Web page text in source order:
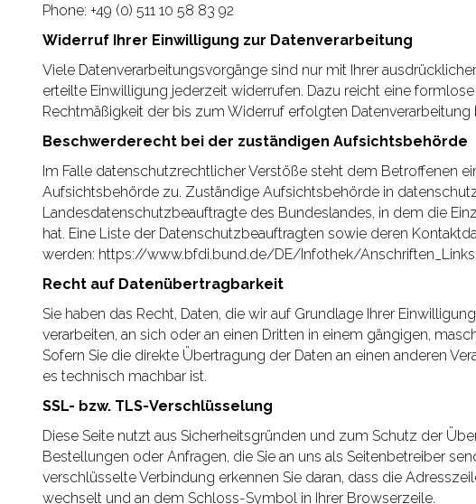
Phone: +49 (0) 511 10 58 83 92
Widerruf Ihrer Einwilligung zur Datenverarbeitung
Viele Datenverarbeitungsvorgänge sind nur mit Ihrer
erteilte Einwilligung jederzeit widerrufen. Dazu reicht eine
Rechtmäßigkeit der bis zum Widerruf erfolgten
Beschwerderecht bei der zuständigen Aufsichtsbehörde
Im Falle datenschutzrechtlicher Verstöße steht dem Betroffenen
Aufsichtsbehörde zu. Zuständige Aufsichtsbehörde in
Landesdatenschutzbeauftragte des Bundeslandes, in dem die
hat. Eine Liste der Datenschutzbeauftragten sowie deren
werden: https://www.bfdi.bund.de/DE/Infothek/
Recht auf Datenübertragbarkeit
Sie haben das Recht, Daten, die wir auf Grundlage Ihrer
verarbeiten, an sich oder an einen Dritten in einem gängigen,
Sofern Sie die direkte Übertragung der Daten an einen anderen
es technisch machbar ist.
SSL- bzw. TLS-Verschlüsselung
Diese Seite nutzt aus Sicherheitsgründen und zum Schutz der
Bestellungen oder Anfragen, die Sie an uns als Seitenbetreiber
verschlüsselte Verbindung erkennen Sie daran, dass die
wechselt und an dem Schloss-Symbol in Ihrer Browserzeile.